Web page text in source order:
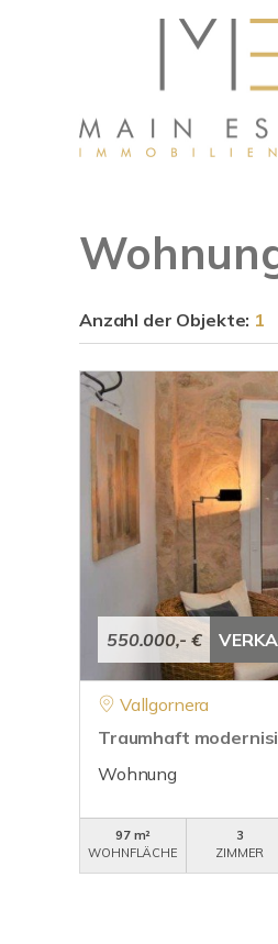
Anzahl der Objekte: 1
550.000,- €
Vallgornera
Traumhaft
Wohnung
97 m²
WOHNFLÄCHE
3
ZIMMER